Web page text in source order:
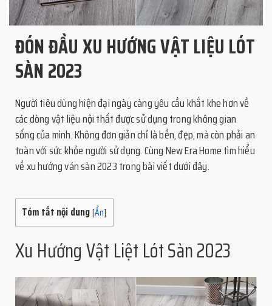
ĐÓN ĐẦU XU HƯỚNG VẬT LIỆU LÓT
SÀN 2023
Người tiêu dùng hiện đại ngày càng yêu cầu khắt khe hơn về
các dòng vật liệu nội thất được sử dụng trong không gian
sống của mình. Không đơn giản chỉ là bền, đẹp, mà còn phải an
toàn với sức khỏe người sử dụng. Cùng New Era Home tìm hiểu
về xu hướng ván sàn 2023 trong bài viết dưới đây.
Tóm tắt nội dung[Ẩn]
Xu Hướng Vật Liệt Lót Sàn 2023